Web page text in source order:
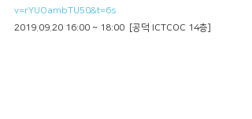
v=rYUOambTU50&t=6s
2019.09.20 16:00 ~ 18:00  [공덕 ICTCOC 14층]